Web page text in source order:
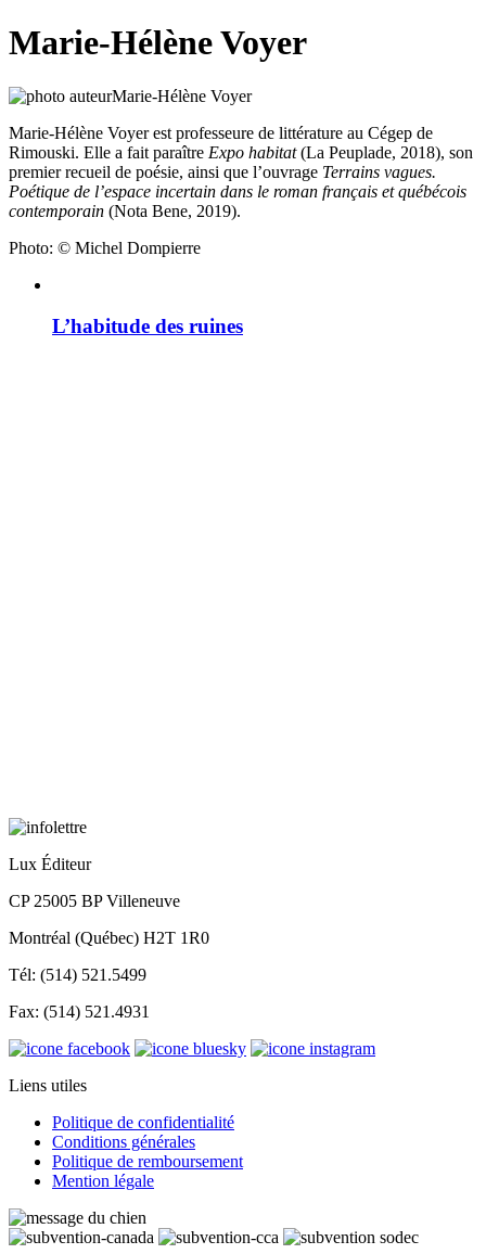
Marie-Hélène Voyer
Marie-Hélène Voyer est professeure de littérature au Cégep de
Rimouski. Elle a fait paraître Expo habitat(La Peuplade, 2018), son
premier recueil de poésie, ainsi que l’ouvrage Terrains vagues.
Poétique de l’espace incertain dans le roman français et québécois
contemporain (Nota Bene, 2019).
Photo: © Michel Dompierre
L’habitude des ruines
Lux Éditeur
CP 25005 BP Villeneuve
Montréal (Québec) H2T 1R0
Tél: (514) 521.5499
Fax: (514) 521.4931
Liens utiles
Politique de confidentialité
Conditions générales
Politique de remboursement
Mention légale